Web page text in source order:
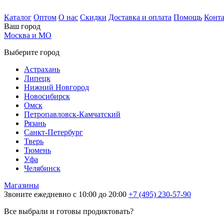
Каталог Оптом О нас Скидки Доставка и оплата Помощь
Ваш город
Москва и МО
Выберите город
Астрахань
Липецк
Нижний Новгород
Новосибирск
Омск
Петропавловск-Камчатский
Рязань
Санкт-Петербург
Тверь
Тюмень
Уфа
Челябинск
Магазины
Звоните ежедневно с 10:00 до 20:00 +7 (495) 230-57-90
Все выбрали и готовы продиктовать?